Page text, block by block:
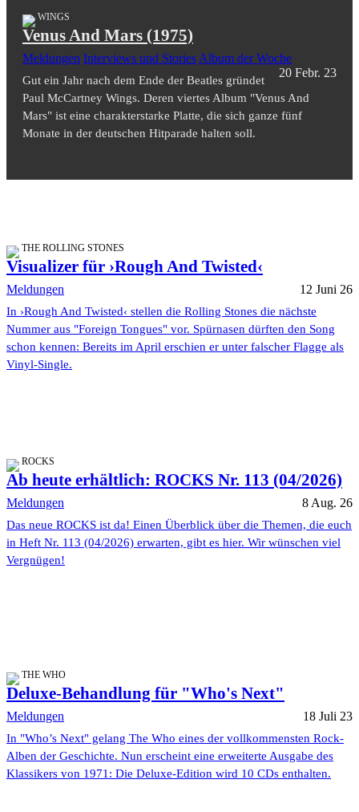
WINGS
Venus And Mars (1975)
Meldungen Interviews und Stories Album der Woche
20 Febr. 23
Gut ein Jahr nach dem Ende der Beatles gründet
Paul McCartney Wings. Deren viertes Album "Venus And
Mars" ist eine charakterstarke Platte, die sich ganze fünf
Monate in der deutschen Hitparade halten soll.
THE ROLLING STONES
Visualizer für ›Rough And Twisted‹
Meldungen 12 Juni 26
In ›Rough And Twisted‹ stellen die Rolling Stones die nächste
Nummer aus "Foreign Tongues" vor. Spürnasen dürften den Song
schon kennen: Bereits im April erschien er unter falscher Flagge als
Vinyl-Single.
ROCKS
Ab heute erhältlich: ROCKS Nr. 113 (04/2026)
Meldungen 8 Aug. 26
Das neue ROCKS ist da! Einen Überblick über die Themen, die euch
in Heft Nr. 113 (04/2026) erwarten, gibt es hier. Wir wünschen viel
Vergnügen!
THE WHO
Deluxe-Behandlung für "Who's Next"
Meldungen 18 Juli 23
In "Who’s Next" gelang The Who eines der vollkommensten Rock-
Alben der Geschichte. Nun erscheint eine erweiterte Ausgabe des
Klassikers von 1971: Die Deluxe-Edition wird 10 CDs enthalten.